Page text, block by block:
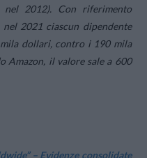
2012). Con riferimento
2021 ciascun dipendente
dollari, contro i 190 mila
Amazon, il valore sale a 600
– Evidenze consolidate